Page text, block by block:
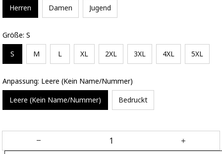
Herren Damen Jugend
Größe: S
S M L XL 2XL 3XL 4XL 5XL
Anpassung: Leere (Kein Name/Nummer)
Leere (Kein Name/Nummer) Bedruckt